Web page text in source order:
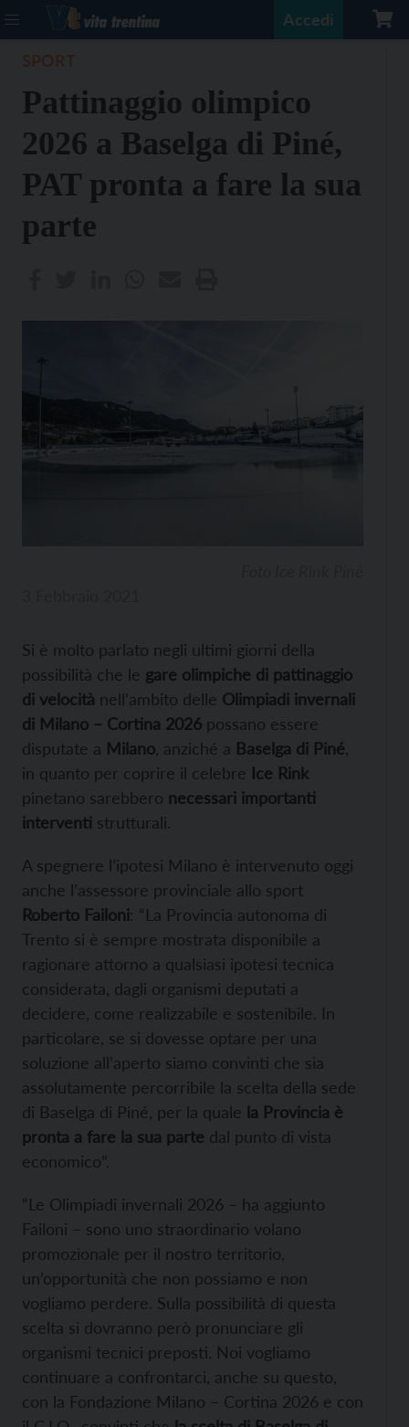
Accedi
Pattinaggio olimpico
2026 a Baselga di Piné,
PAT pronta a fare la sua
parte
Si è molto parlato negli ultimi giorni della
possibilità che le gare olimpiche di pattinaggio
di velocità nell’ambito delle Olimpiadi invernali
di Milano – Cortina 2026 possano essere
disputate a Milano, anziché a Baselga di Piné,
in quanto per coprire il celebre Ice Rink
pinetano sarebbero necessari importanti
interventi strutturali.
A spegnere l’ipotesi Milano è intervenuto oggi
anche l’assessore provinciale allo sport
Roberto Failoni: “La Provincia autonoma di
Trento si è sempre mostrata disponibile a
ragionare attorno a qualsiasi ipotesi tecnica
considerata, dagli organismi deputati a
decidere, come realizzabile e sostenibile. In
particolare, se si dovesse optare per una
soluzione all’aperto siamo convinti che sia
assolutamente percorribile la scelta della sede
di Baselga di Piné, per la quale la Provincia è
pronta a fare la sua parte dal punto di vista
economico”.
“Le Olimpiadi invernali 2026 – ha aggiunto
Failoni – sono uno straordinario volano
promozionale per il nostro territorio,
un’opportunità che non possiamo e non
vogliamo perdere. Sulla possibilità di questa
scelta si dovranno però pronunciare gli
organismi tecnici preposti. Noi vogliamo
continuare a confrontarci, anche su questo,
con la Fondazione Milano – Cortina 2026 e con